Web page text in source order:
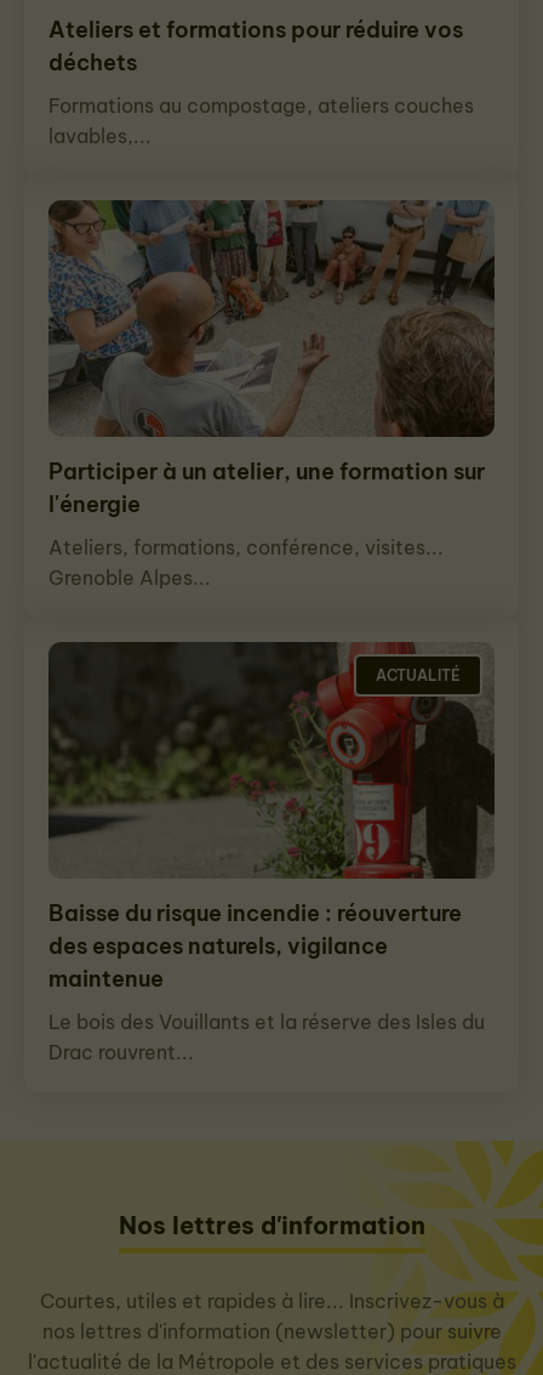
Ateliers et formations pour réduire vos
déchets
Formations au compostage, ateliers couches
lavables,...
Participer à un atelier, une formation sur
l'énergie
Ateliers, formations, conférence, visites...
Grenoble Alpes...
Baisse du risque incendie : réouverture
des espaces naturels, vigilance
maintenue
Le bois des Vouillants et la réserve des Isles du
Drac rouvrent...
ACTUALITÉ
Nos lettres d'information
Courtes, utiles et rapides à lire... Inscrivez-vous à
nos lettres d'information (newsletter) pour suivre
l'actualité de la Métropole et des services pratiques